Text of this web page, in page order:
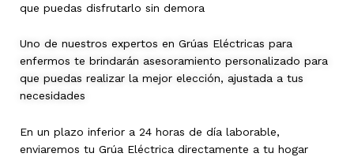
que puedas disfrutarlo sin demora
Uno de nuestros expertos en Grúas Eléctricas para
enfermos te brindarán asesoramiento personalizado para
que puedas realizar la mejor elección, ajustada a tus
necesidades
En un plazo inferior a 24 horas de día laborable,
enviaremos tu Grúa Eléctrica directamente a tu hogar